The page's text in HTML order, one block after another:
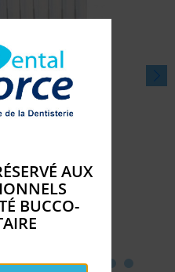
(6) -...
39 €
€
shopping_cart
AUX
BUCCO-